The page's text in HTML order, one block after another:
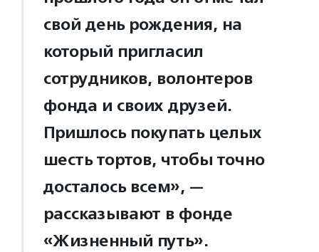
свой день рождения, на
который пригласил
сотрудников, волонтеров
фонда и своих друзей.
Пришлось покупать целых
шесть тортов, чтобы точно
досталось всем», —
рассказывают в фонде
«Жизненный путь».